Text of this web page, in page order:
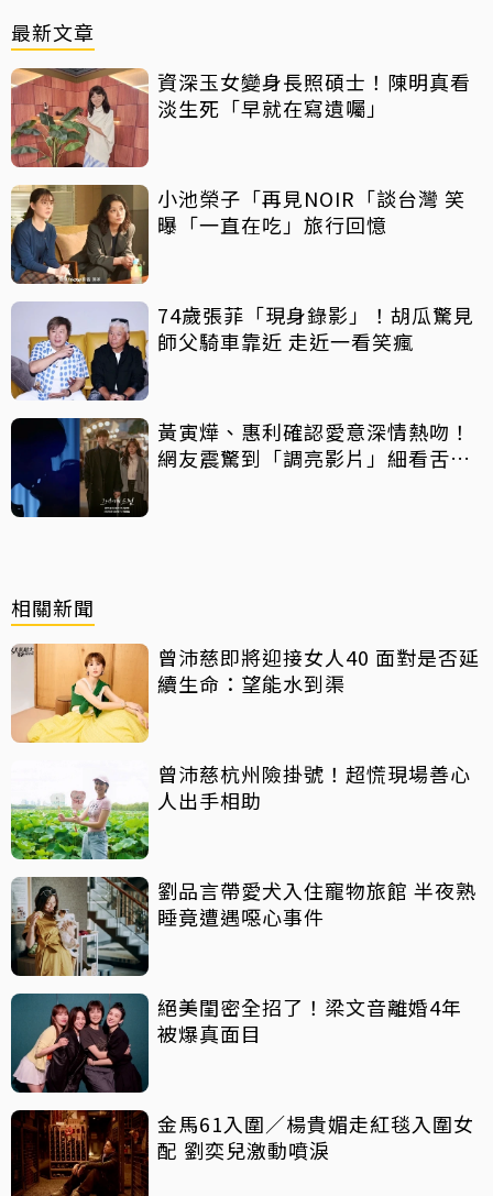
最新文章
資深玉女變身長照碩士！陳明真看
淡生死「早就在寫遺囑」
小池榮子「再見NOIR「談台灣 笑
曝「一直在吃」旅行回憶
74歲張菲「現身錄影」！胡瓜驚見
師父騎車靠近 走近一看笑瘋
黃寅燁、惠利確認愛意深情熱吻！
網友震驚到「調亮影片」細看舌吻
相關新聞
曾沛慈即將迎接女人40 面對是否延
續生命：望能水到渠
曾沛慈杭州險掛號！超慌現場善心
人出手相助
劉品言帶愛犬入住寵物旅館 半夜熟
睡竟遭遇噁心事件
絕美閨密全招了！梁文音離婚4年
被爆真面目
金馬61入圍／楊貴媚走紅毯入圍女
配 劉奕兒激動噴淚